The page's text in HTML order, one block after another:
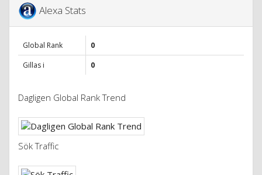
Alexa Stats
Global Rank
0
Gillas i
0
Dagligen Global Rank Trend
Sök Traffic